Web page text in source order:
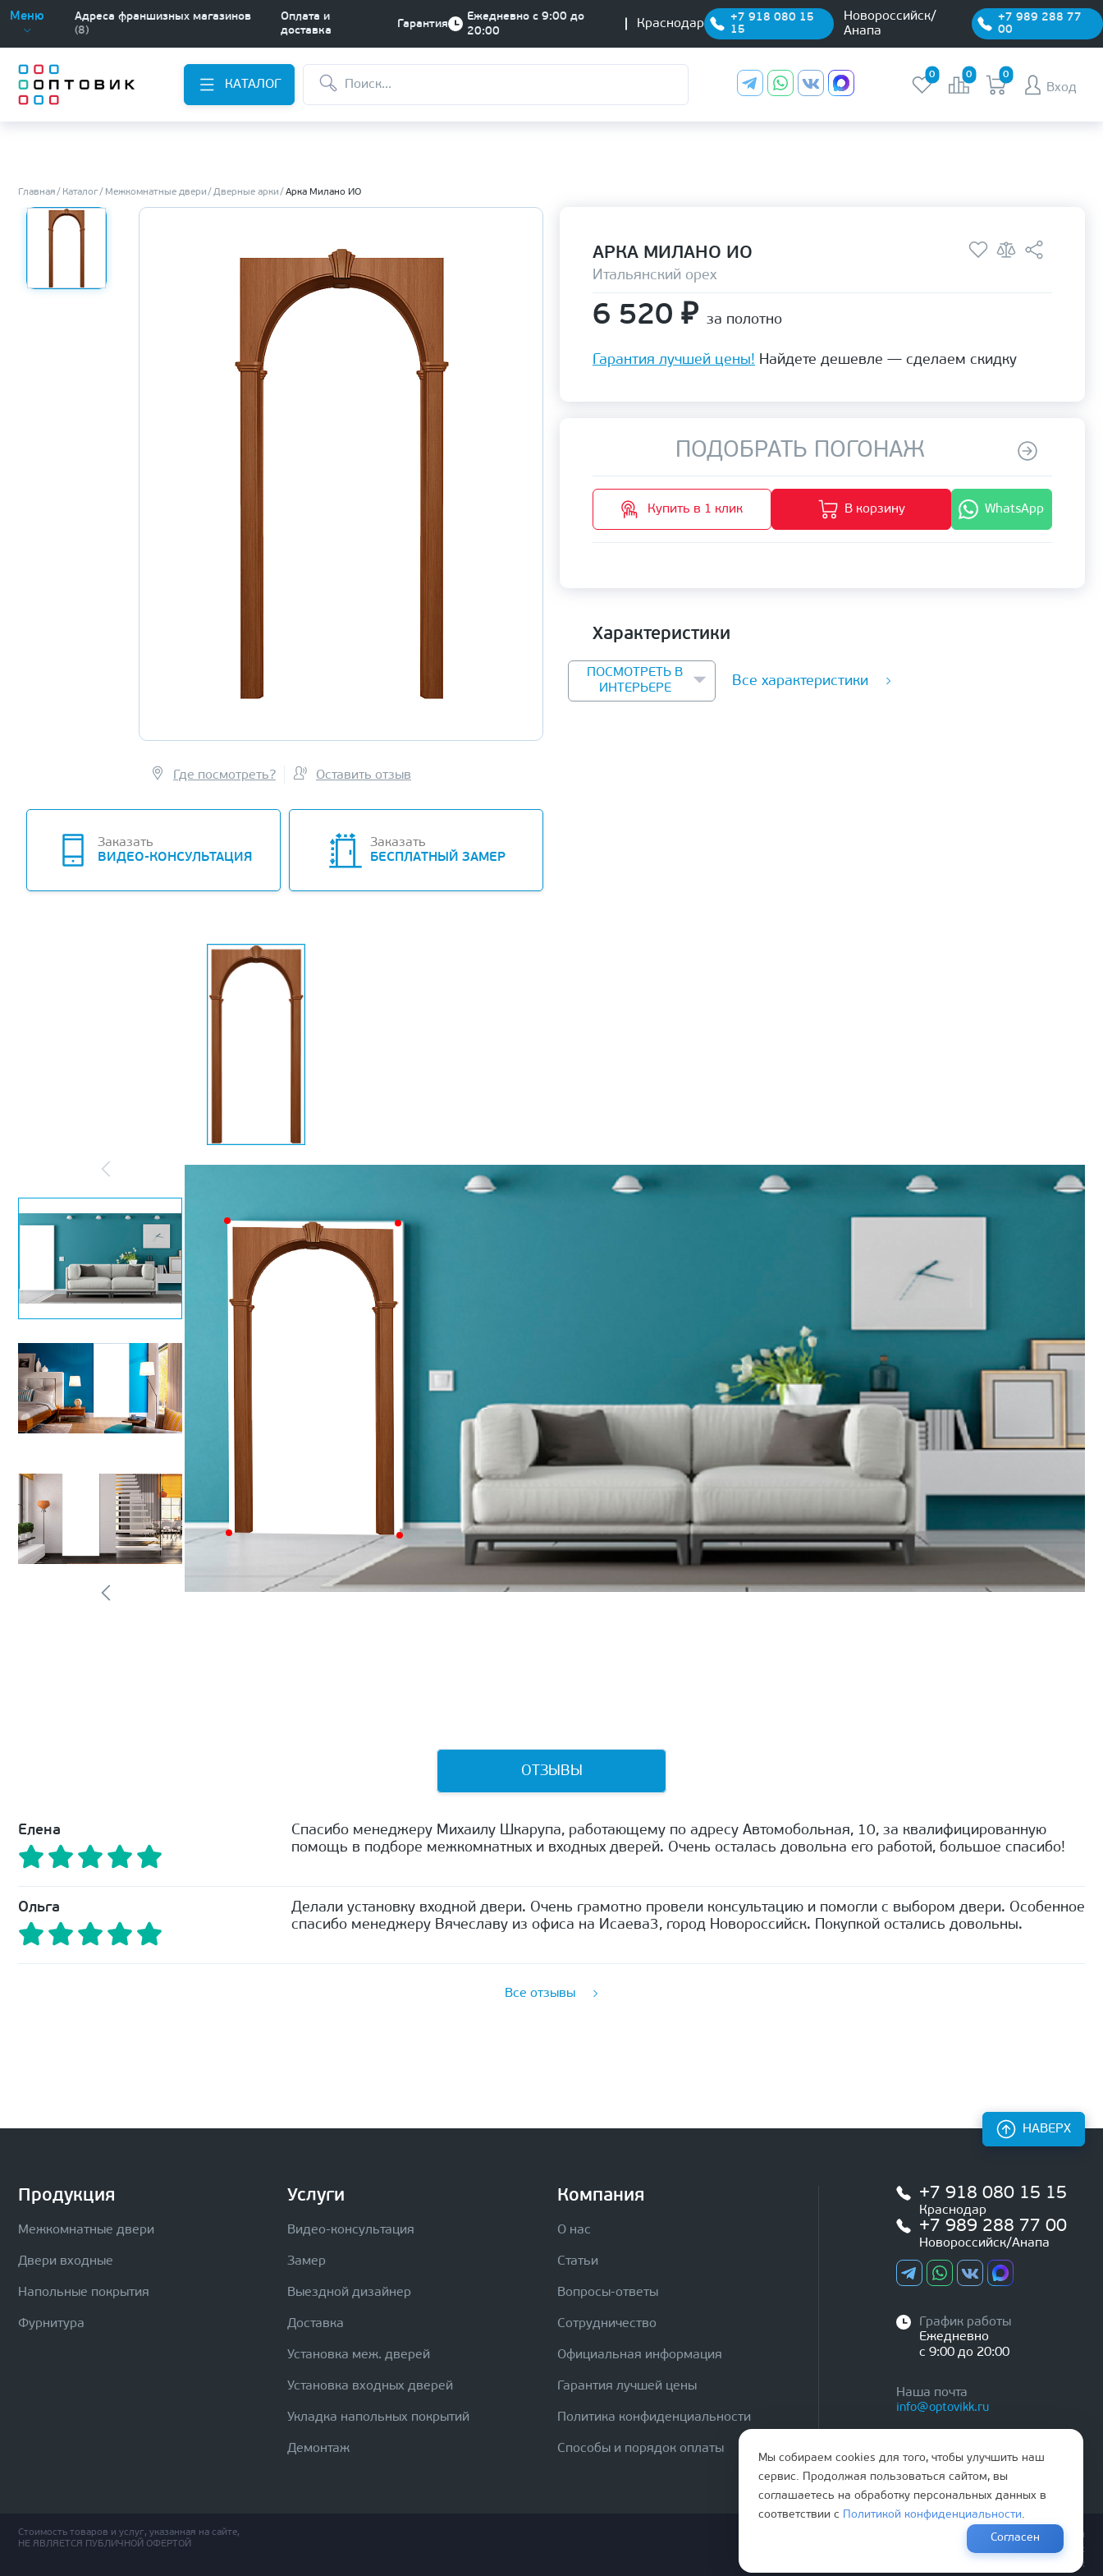
Меню
Адреса франшизных магазинов
(8)
Оплата и
доставка
Гарантия
Ежедневно с 9:00 до
20:00
Краснодар
+7 918 080 15
15
Новороссийск/
Анапа
+7 989 288 77
00
КАТАЛОГ
0 0 0
Вход
Главная Каталог Межкомнатные двери Дверные арки Арка Милано ИО
Где посмотреть? Оставить отзыв
Заказать
ВИДЕО-КОНСУЛЬТАЦИЯ
Заказать
БЕСПЛАТНЫЙ ЗАМЕР
АРКА МИЛАНО ИО
Итальянский орех
6 520 ₽ за полотно
Гарантия лучшей цены! Найдете дешевле — сделаем скидку
ПОДОБРАТЬ ПОГОНАЖ
Купить в 1 клик В корзину WhatsApp
Характеристики
ПОСМОТРЕТЬ В
ИНТЕРЬЕРЕ
Все характеристики
ОТЗЫВЫ
Елена
Спасибо менеджеру Михаилу Шкарупа, работающему по адресу Автомобольная, 10, за квалифицированную
помощь в подборе межкомнатных и входных дверей. Очень осталась довольна его работой, большое спасибо!
Ольга
Делали установку входной двери. Очень грамотно провели консультацию и помогли с выбором двери. Особенное
спасибо менеджеру Вячеславу из офиса на Исаева3, город Новороссийск. Покупкой остались довольны.
Все отзывы
Продукция
Межкомнатные двери
Двери входные
Напольные покрытия
Фурнитура
Услуги
Видео-консультация
Замер
Выездной дизайнер
Доставка
Установка меж. дверей
Установка входных дверей
Укладка напольных покрытий
Демонтаж
Компания
О нас
Статьи
Вопросы-ответы
Сотрудничество
Официальная информация
Гарантия лучшей цены
Политика конфиденциальности
Способы и порядок оплаты
+7 918 080 15 15
Краснодар
+7 989 288 77 00
Новороссийск/Анапа
График работы
Ежедневно
с 9:00 до 20:00
Наша почта
info@optovikk.ru
НАВЕРХ
Стоимость товаров и услуг, указанная на сайте,
НЕ ЯВЛЯЕТСЯ ПУБЛИЧНОЙ ОФЕРТОЙ
Правила эксплутации входных и межкомнатных дверей
Политика обработки персональных данных
Согласие на обработку персональных данных
Мы собираем cookies для того, чтобы улучшить наш
сервис. Продолжая пользоваться сайтом, вы
соглашаетесь на обработку персональных данных в
соответствии с
Политикой конфиденциальности.
Согласен